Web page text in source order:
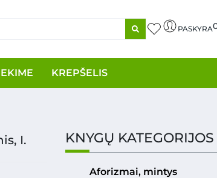
PASKYRA
KREPŠELIS
I.
KNYGŲ KATEGORIJOS
Aforizmai, mintys